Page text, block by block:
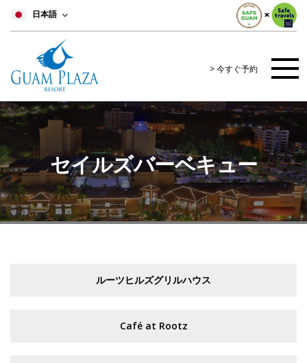
日本語
> 今すぐ予約
セイルズバーベキュー
ルーツヒルズグリルハウス
Café at Rootz